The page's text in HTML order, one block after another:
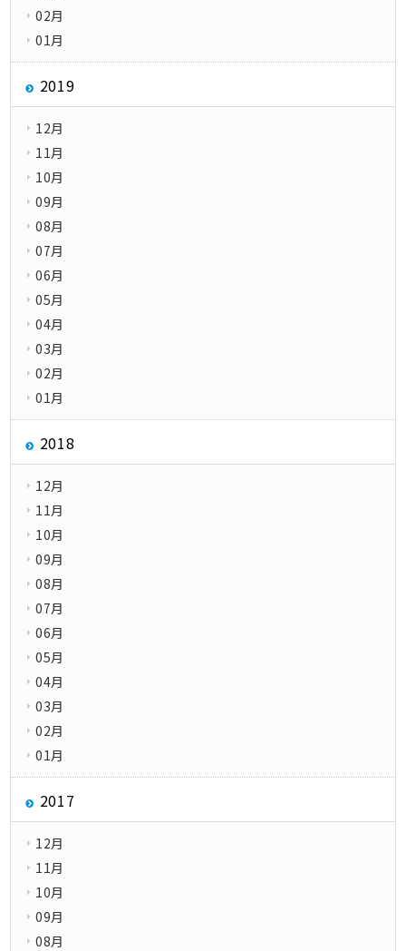
02月
01月
2019
12月
11月
10月
09月
08月
07月
06月
05月
04月
03月
02月
01月
2018
12月
11月
10月
09月
08月
07月
06月
05月
04月
03月
02月
01月
2017
12月
11月
10月
09月
08月